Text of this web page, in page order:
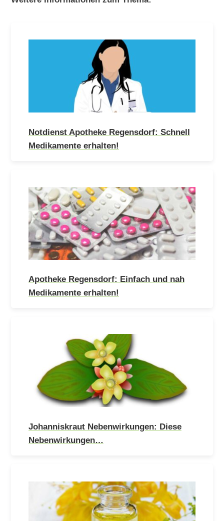
Notdienst Apotheke Regensdorf: Schnell
Medikamente erhalten!
Apotheke Regensdorf: Einfach und nah
Medikamente erhalten!
Johanniskraut Nebenwirkungen: Diese
Nebenwirkungen…